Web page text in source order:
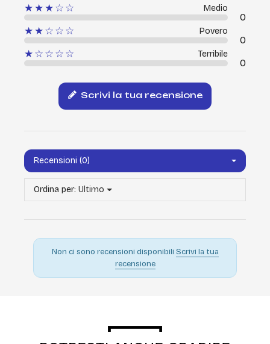
★★★☆☆ Medio
0
★★☆☆☆
Povero
0
★☆☆☆☆
Terribile
0
Scrivi la tua recensione
Recensioni (0)
Ordina per: Ultimo
Non ci sono recensioni disponibili Scrivi la tua
recensione